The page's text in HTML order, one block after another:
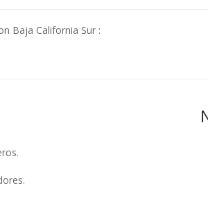
Baja California Sur :